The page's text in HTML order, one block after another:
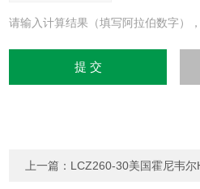
请输入计算结果（填写阿拉伯数字）
上一篇： LCZ260-30美国霍尼韦